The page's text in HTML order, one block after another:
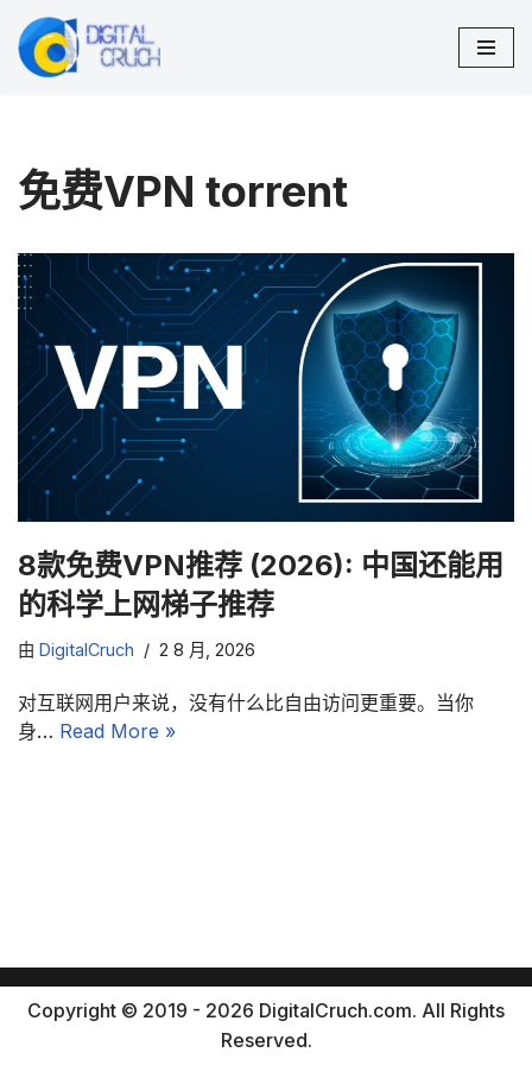
跳
免费VPN torrent
8款免费VPN推荐 (2026): 中国还能用
的科学上网梯子推荐
由 DigitalCruch 2 8 月, 2026
对互联网用户来说，没有什么比自由访问更重要。当你
身… Read More »
Copyright © 2019 - 2026 DigitalCruch.com. All Rights
Reserved.